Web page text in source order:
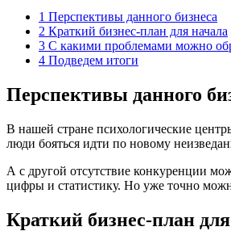
1 Перспективы данного бизнеса
2 Краткий бизнес-план для начала
3 С какими проблемами можно
4 Подведем итоги
Перспективы данного
В нашей стране психологические
люди бояться идти по новому
А с другой отсутствие конкуренции
цифры и статистику. Но уже точно
Краткий бизнес-план